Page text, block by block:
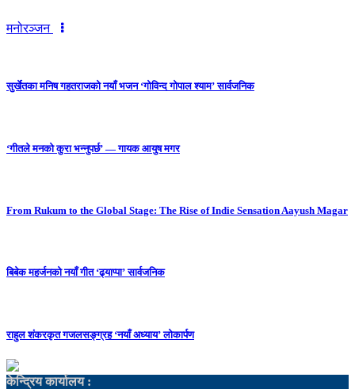
मनोरञ्जन
सुर्खेतका मनिष गहतराजको नयाँ भजन ‘गोविन्द गोपाल श्याम’ सार्वजनिक
‘गीतले मनको कुरा भन्नुपर्छ’ — गायक आयुष मगर
From Rukum to the Global Stage: The Rise of Indie Sensation Aayush Magar
बिबेक महर्जनको नयाँ गीत ‘ढ्याप्पा’ सार्वजनिक
राहुल शंकरकृत गजलसङ्ग्रह ‘नयाँ अध्याय’ लोकार्पण
केन्द्रिय कार्यालय :